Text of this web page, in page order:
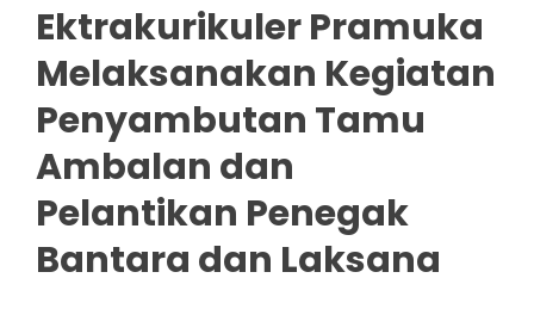
Ektrakurikuler Pramuka
Melaksanakan Kegiatan
Penyambutan Tamu
Ambalan dan
Pelantikan Penegak
Bantara dan Laksana